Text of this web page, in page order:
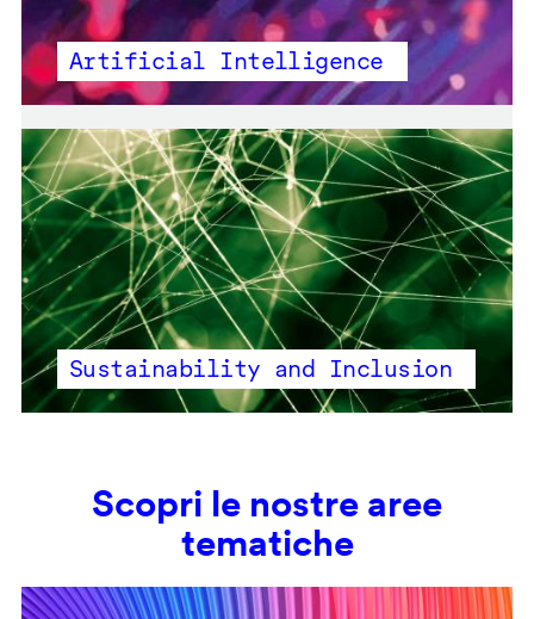
Artificial Intelligence
Sustainability and Inclusion
Scopri le nostre aree
tematiche